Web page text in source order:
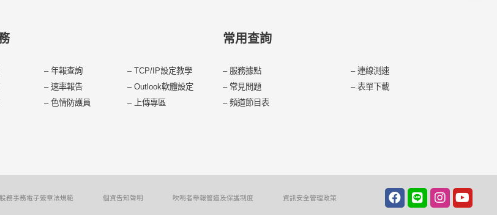
– 年報查詢
– 速率報告
– 色情防護員
– TCP/IP設定教學
– Outlook軟體設定
– 上傳專區
常用查詢
– 服務據點
– 常見問題
– 頻道節目表
– 連線測速
– 表單下載
股務事務電子簽章法規範 個資告知聲明 吹哨者舉報管道及保護制度 資訊安全管理政策